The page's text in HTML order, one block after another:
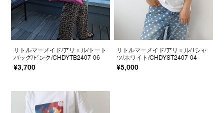
リトルマーメイド/アリエル/トート
バッグ/ピンク/CHDYTB2407-06
¥3,700
リトルマーメイド/アリエル/Tシャ
ツ/ホワイト/CHDYST2407-04
¥5,000